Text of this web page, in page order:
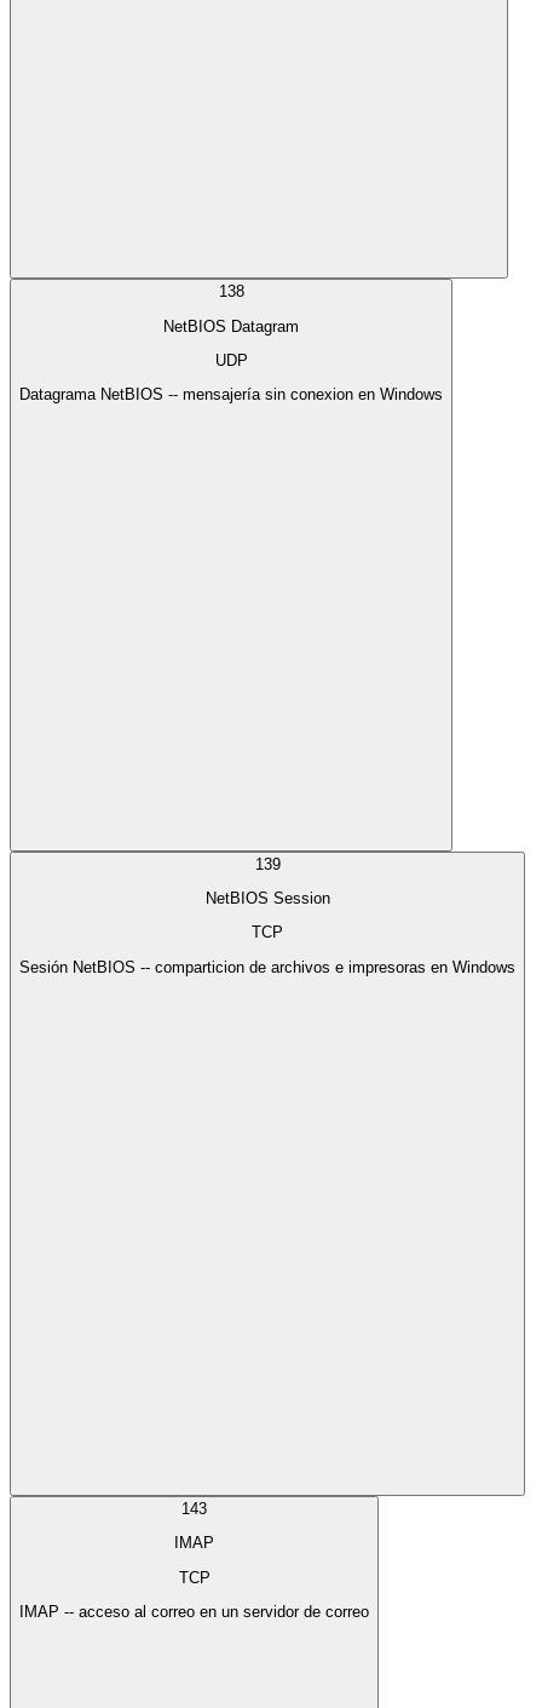
138
NetBIOS Datagram
UDP
Datagrama NetBIOS -- mensajería sin conexion en Windows
139
NetBIOS Session
TCP
Sesión NetBIOS -- comparticion de archivos e impresoras en Windows
143
IMAP
TCP
IMAP -- acceso al correo en un servidor de correo